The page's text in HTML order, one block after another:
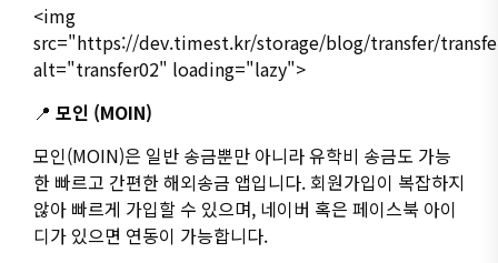
<img
src="https://dev.timest.kr/storage/blog/transfer/
alt="transfer02" loading="lazy">
📍 모인 (MOIN)
모인(MOIN)은 일반 송금뿐만 아니라 유학비 송금도 가능
한 빠르고 간편한 해외송금 앱입니다. 회원가입이 복잡하지
않아 빠르게 가입할 수 있으며, 네이버 혹은 페이스북 아이
디가 있으면 연동이 가능합니다.